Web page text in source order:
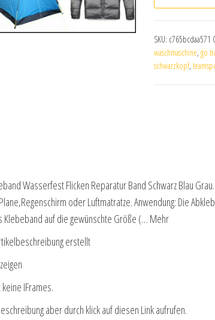
SKU: c765bcdaa571
waschmaschine, go
schwarzkopf,
Wasserfest Flicken Reparatur Band Schwarz Blau
oder Luftmatratze. Anwendung: Die
Klebeband auf die gewünschte Größe (… Mehr
erstellt
IFrames.
aber durch klick auf diesen Link aufrufen.